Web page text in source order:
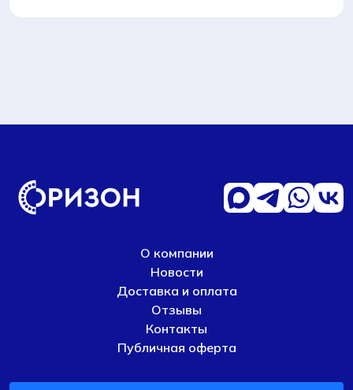
О компании
Новости
Доставка и оплата
Отзывы
Контакты
Публичная оферта